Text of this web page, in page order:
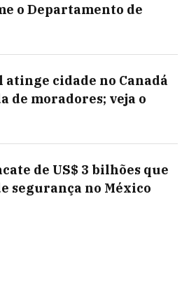
o Departamento de
cidade no Canadá
de moradores; veja o
de US$ 3 bilhões que
segurança no México